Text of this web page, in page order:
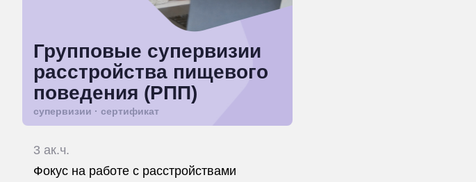
Групповые супервизии
расстройства пищевого
поведения (РПП)
супервизии · сертификат
3 ак.ч.
Фокус на работе с расстройствами